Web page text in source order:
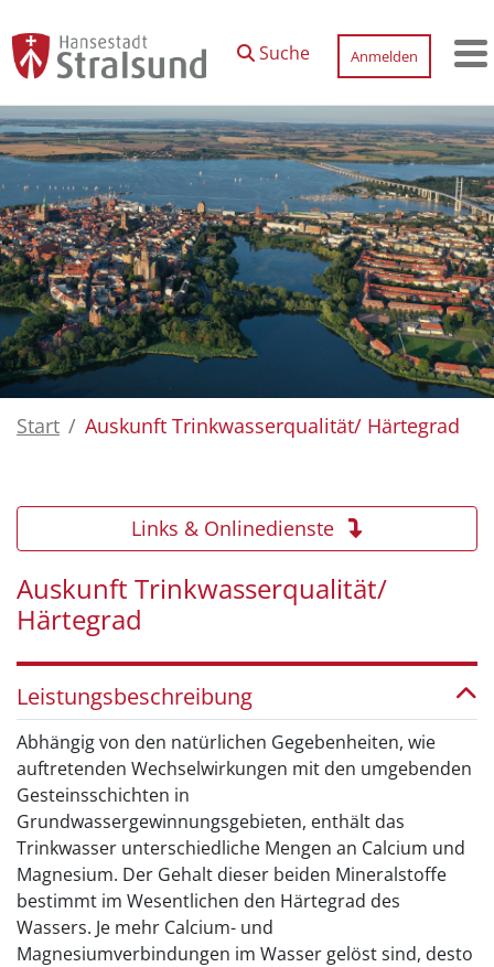
Suche
Anmelden
Start Auskunft Trinkwasserqualität/ Härtegrad
Links & Onlinedienste
Auskunft Trinkwasserqualität/
Härtegrad
Leistungsbeschreibung
Abhängig von den natürlichen Gegebenheiten, wie
auftretenden Wechselwirkungen mit den umgebenden
Gesteinsschichten in
Grundwassergewinnungsgebieten, enthält das
Trinkwasser unterschiedliche Mengen an Calcium und
Magnesium. Der Gehalt dieser beiden Mineralstoffe
bestimmt im Wesentlichen den Härtegrad des
Wassers. Je mehr Calcium- und
Magnesiumverbindungen im Wasser gelöst sind, desto